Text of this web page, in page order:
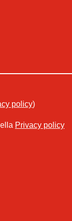
policy)
Privacy policy